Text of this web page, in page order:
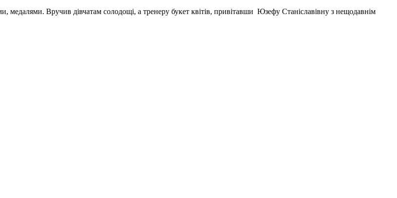
медалями. Вручив дівчатам солодощі, а тренеру букет квітів, привітавши Юзефу Станіславівну з нещодавнім